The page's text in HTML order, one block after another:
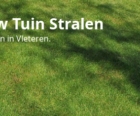
Tuin Stralen
in Vleteren.